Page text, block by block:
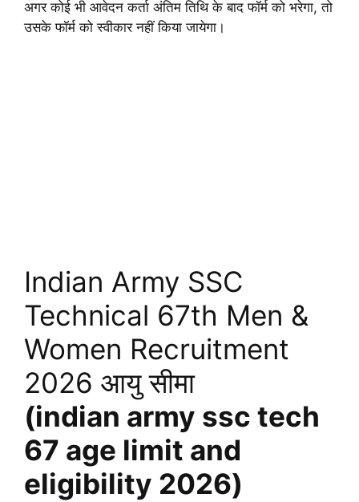
अगर कोई भी आवेदन कर्ता अंतिम तिथि के बाद फॉर्म को भरेगा, तो
उसके फॉर्म को स्वीकार नहीं किया जायेगा।
Indian Army SSC
Technical 67th Men &
Women Recruitment
2026 आयु सीमा
(indian army ssc tech
67 age limit and
eligibility 2026)